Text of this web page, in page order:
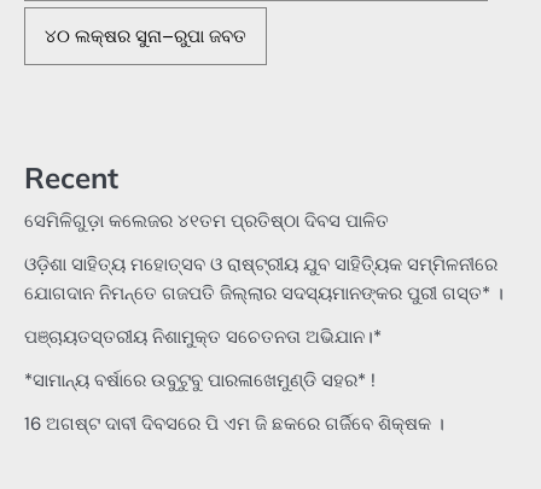
୪୦ ଲକ୍ଷର ସୁନା–ରୁପା ଜବତ
Recent
ସେମିଳିଗୁଡ଼ା କଲେଜର ୪୧ତମ ପ୍ରତିଷ୍ଠା ଦିବସ ପାଳିତ
ଓଡ଼ିଶା ସାହିତ୍ୟ ମହୋତ୍ସବ ଓ ରାଷ୍ଟ୍ରୀୟ ଯୁବ ସାହିତ୍ୟିକ ସମ୍ମିଳନୀରେ
ଯୋଗଦାନ ନିମନ୍ତେ ଗଜପତି ଜିଲ୍ଲାର ସଦସ୍ୟମାନଙ୍କର ପୁରୀ ଗସ୍ତ* ।
ପଞ୍ଚାୟତସ୍ତରୀୟ ନିଶାମୁକ୍ତ ସଚେତନତା ଅଭିଯାନ।*
*ସାମାନ୍ୟ ବର୍ଷାରେ ଉବୁଟୁବୁ ପାରଳାଖେମୁଣ୍ଡି ସହର* !
16 ଅଗଷ୍ଟ ଦାବୀ ଦିବସରେ ପି ଏମ ଜି ଛକରେ ଗର୍ଜିବେ ଶିକ୍ଷକ ।